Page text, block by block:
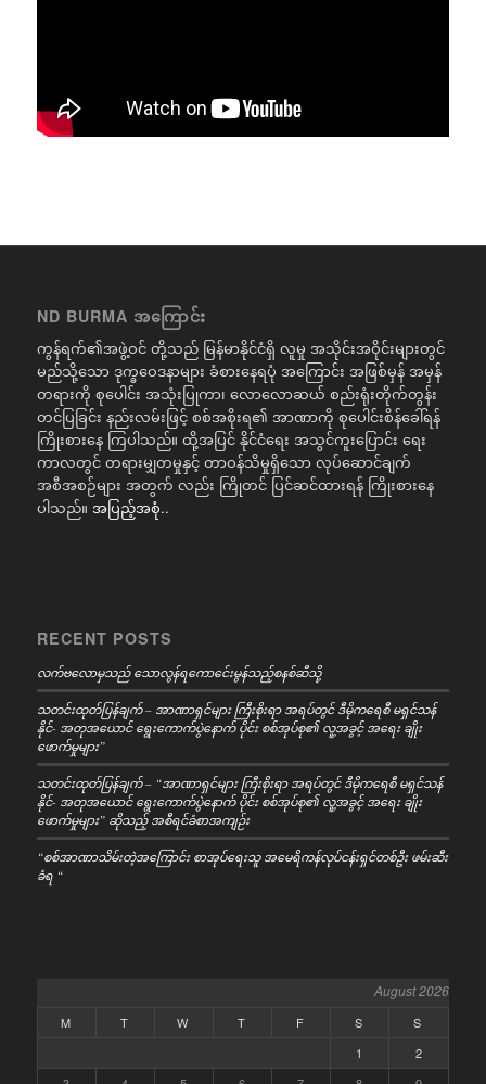
ND BURMA အကြောင်း
ကွန်ရက်၏အဖွဲ့ဝင် တို့သည် မြန်မာနိုင်ငံရှိ လူမှု အသိုင်းအဝိုင်းများတွင်
မည်သို့သော ဒုက္ခဝေဒနာများ ခံစားနေရပုံ အကြောင်း အဖြစ်မှန် အမှန်
တရားကို စုပေါင်း အသုံးပြုကာ၊ လောလောဆယ် စည်းရုံးတိုက်တွန်း
တင်ပြခြင်း နည်းလမ်းဖြင့် စစ်အစိုးရ၏ အာဏာကို စုပေါင်းစိန်ခေါ်ရန်
ကြိုးစားနေ ကြပါသည်။ ထို့အပြင် နိုင်ငံရေး အသွင်ကူးပြောင်း ရေး
ကာလတွင် တရားမျှတမှုနှင့် တာဝန်သိမှုရှိသော လုပ်ဆောင်ချက်
အစီအစဉ်များ အတွက် လည်း ကြိုတင် ပြင်ဆင်ထားရန် ကြိုးစားနေ
ပါသည်။ အပြည့်အစုံ..
RECENT POSTS
လက်ဗလောမှသည် သောလွန်ရကောင်ေးမွန်သည့်စနစ်ဆီသို့
သတင်းထုတ်ပြန်ချက် – အာဏာရှင်များ ကြီးစိုးရာ အရပ်တွင် ဒီမိုကရေစီ မရှင်သန်
နိုင်- အတုအယောင် ရွေးကောက်ပွဲနောက် ပိုင်း စစ်အုပ်စု၏ လူ့အခွင့် အရေး ချိုး
ဖောက်မှုများ”
သတင်းထုတ်ပြန်ချက် – “အာဏာရှင်များ ကြီးစိုးရာ အရပ်တွင် ဒီမိုကရေစီ မရှင်သန်
နိုင်- အတုအယောင် ရွေးကောက်ပွဲနောက် ပိုင်း စစ်အုပ်စု၏ လူ့အခွင့် အရေး ချိုး
ဖောက်မှုများ” ဆိုသည့် အစီရင်ခံစာအကျဉ်း
“စစ်အာဏာသိမ်းတဲ့အကြောင်း စာအုပ်ရေးသူ အမေရိကန်လုပ်ငန်းရှင်တစ်ဦး ဖမ်းဆီး
ခံရ “
August 2026
M T W T F S
S
1
2